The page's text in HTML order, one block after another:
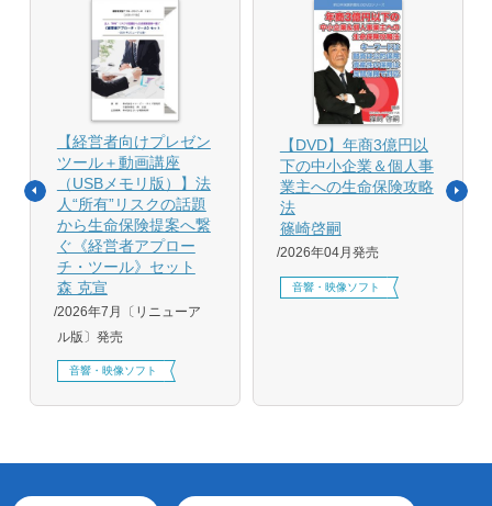
【経営者向けプレゼン
ツール＋動画講座
（USBメモリ版）】法
人“所有”リスクの話題
から生命保険提案へ繋
ぐ《経営者アプロー
チ・ツール》セット
森 克宣
2026年7月〔リニューア
ル版〕発売
音響・映像ソフト
【DVD】年商3億円以
下の中小企業＆個人事
業主への生命保険攻略
法
篠崎啓嗣
2026年04月発売
音響・映像ソフト